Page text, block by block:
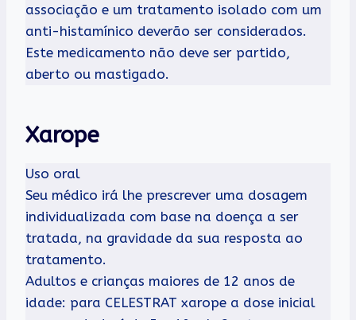
associação e um tratamento isolado com um
anti-histamínico deverão ser considerados.
Este medicamento não deve ser partido,
aberto ou mastigado.
Xarope
Uso oral
Seu médico irá lhe prescrever uma dosagem
individualizada com base na doença a ser
tratada, na gravidade da sua resposta ao
tratamento.
Adultos e crianças maiores de 12 anos de
idade: para CELESTRAT xarope a dose inicial